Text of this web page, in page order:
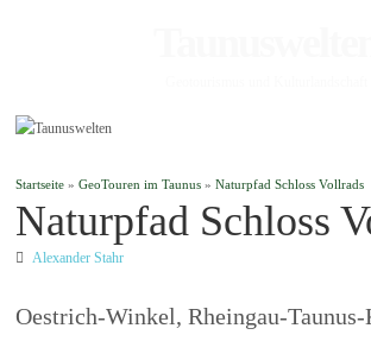
Startseite »GeoTouren im Taunus »Naturpfad Schloss Vollrads
Naturpfad Schloss
Alexander Stahr
Oestrich-Winkel, Rheingau-